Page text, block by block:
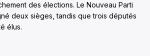
des élections. Le Nouveau Parti
deux sièges, tandis que trois députés
élus.